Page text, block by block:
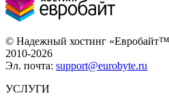
© Надежный хостинг
2010-2026
Эл. почта: support@eurobyte.ru
УСЛУГИ